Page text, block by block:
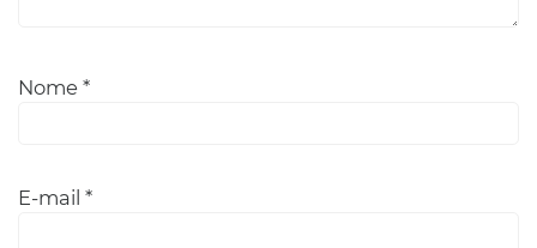
Nome *
E-mail *